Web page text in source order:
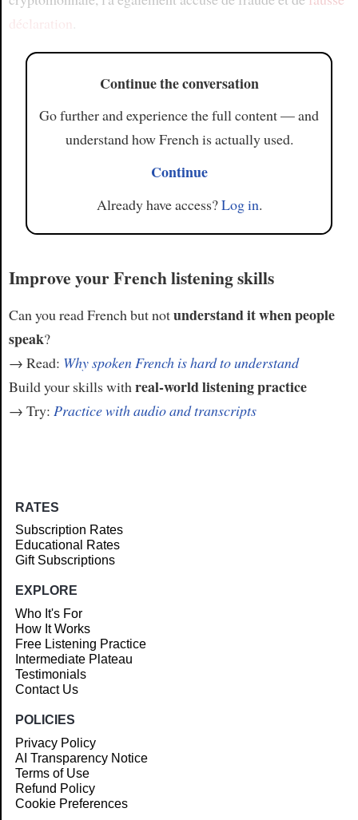
déclaration
Continue the conversation
Go further and experience the full content — and
understand how French is actually used.
Continue
Already have access?Log in.
Improve your French listening skills
Can you read French but notunderstand it when people
speak?
→ Read: Why spoken French is hard to understand
Build your skills withreal-world listening practice
→ Try: Practice with audio and transcripts
RATES
Subscription Rates
Educational Rates
Gift Subscriptions
EXPLORE
Who It's For
How It Works
Free Listening Practice
Intermediate Plateau
Testimonials
Contact Us
POLICIES
Privacy Policy
AI Transparency Notice
Terms of Use
Refund Policy
Cookie Preferences